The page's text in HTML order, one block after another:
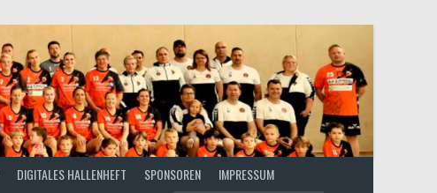
DIGITALES HALLENHEFT SPONSOREN IMPRESSUM